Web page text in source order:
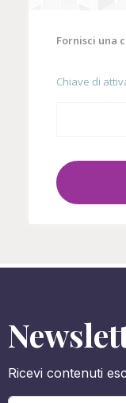
Fornisci una
Chiave di
Ricevi contenuti